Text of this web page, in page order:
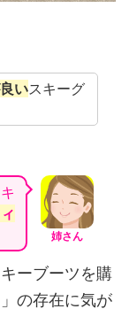
いスキーグ
姉さん
ーブーツを購
の存在に気が